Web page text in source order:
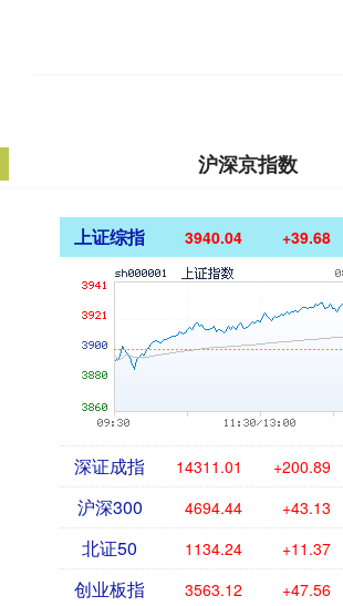
沪深京指数
上证综指 3940.04 +39.68
深证成指 14311.01 +200.89
沪深300 4694.44 +43.13
北证50 1134.24 +11.37
创业板指 3563.12 +47.56